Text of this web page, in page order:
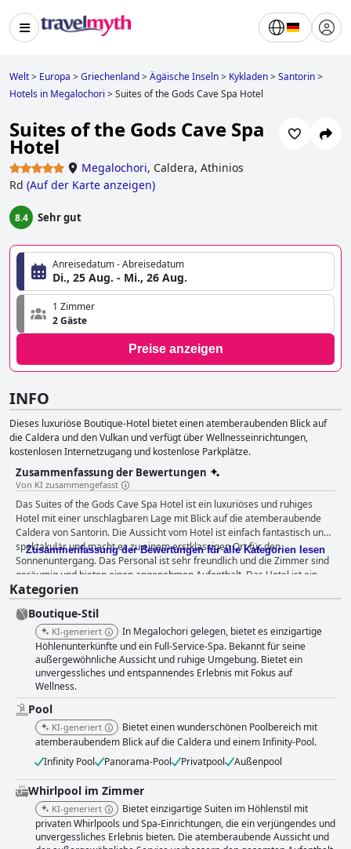
Welt> Europa >Griechenland>Ägäische Inseln> Kykladen>Santorin>
Hotels in Megalochori >Suites of the Gods Cave Spa Hotel
Suites of the Gods Cave Spa
Hotel
Megalochori, Caldera, Athinios
Rd (Auf der Karte anzeigen)
8.4 Sehr gut
Anreisedatum - Abreisedatum
Di., 25 Aug. - Mi., 26 Aug.
1 Zimmer
2 Gäste
Preise anzeigen
INFO
Dieses luxuriöse Boutique-Hotel bietet einen atemberaubenden Blick auf
die Caldera und den Vulkan und verfügt über Wellnesseinrichtungen,
kostenlosen Internetzugang und kostenlose Parkplätze.
Zusammenfassung der Bewertungen
Von KI zusammengefasst
Das Suites of the Gods Cave Spa Hotel ist ein luxuriöses und ruhiges
Hotel mit einer unschlagbaren Lage mit Blick auf die atemberaubende
Caldera von Santorin. Die Aussicht vom Hotel ist einfach fantastisch und
spektakulär und macht es zu einem erstklassigen Ort für den
Sonnenuntergang. Das Personal ist sehr freundlich und die Zimmer sind
geräumig und bieten einen angenehmen Aufenthalt. Das Hotel ist ein
wunderbarer Ausgangspunkt für die Erkundung der Insel mit einer
öffentlichen Bushaltestelle direkt vor der Tür und großartigen
Umgebungen. Der Spa-Bereich ist beeindruckend, auch wenn er bei
manchen Aufenthalten geschlossen zu sein scheint. Der Außenpool ist
fantastisch und bietet eine atemberaubende Aussicht, obwohl einige
Gäste Probleme mit der Instandhaltung des Pools bemerkten. Das
Frühstück wurde gemischt bewertet: Einige Gäste fanden es köstlich und
reichhaltig, während andere die Auswahl als begrenzt und nicht von
guter Qualität empfanden. Die Zimmer des Hotels boten den meisten
Gästen einen angenehmen Aufenthalt, aber einige Verbesserungen
könnten vorgenommen werden, um den Aufenthalt der Gäste zu
verbessern. Das Hotel bietet saubere und private Zimmer mit
charmanten Badezimmern, obwohl einige Gäste über Probleme mit der
hilfsbereit und unglaublich beschrieben, obwohl es einige negative
Bewertungen über bestimmte Mitarbeiter gab. Insgesamt bietet das
Suites of the Gods Cave Spa Hotel einen luxuriösen und entspannenden
Aufenthalt mit spektakulärer Aussicht und einer einzigartigen
höhlenartigen Atmosphäre.
Zusammenfassung der Bewertungen für alle Kategorien lesen
Kategorien
Boutique-Stil
KI-generiert
In Megalochori gelegen, bietet es einzigartige
Höhlenunterkünfte und ein Full-Service-Spa. Bekannt für seine
außergewöhnliche Aussicht und ruhige Umgebung. Bietet ein
unvergessliches und entspannendes Erlebnis mit Fokus auf
Wellness.
Pool
KI-generiert
Bietet einen wunderschönen Poolbereich mit
atemberaubendem Blick auf die Caldera und einem Infinity-Pool.
Infinity Pool
Panorama-Pool Privatpool Außenpool
Whirlpool im Zimmer
KI-generiert
Bietet einzigartige Suiten im Höhlenstil mit
privaten Whirlpools und Spa-Einrichtungen, die ein verjüngendes und
unvergessliches Erlebnis bieten. Die atemberaubende Aussicht und